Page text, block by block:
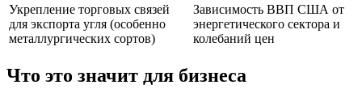
Укрепление торговых связей
для экспорта угля (особенно
металлургических сортов)
Зависимость ВВП США от
энергетического сектора и
колебаний цен
Что это значит для бизнеса